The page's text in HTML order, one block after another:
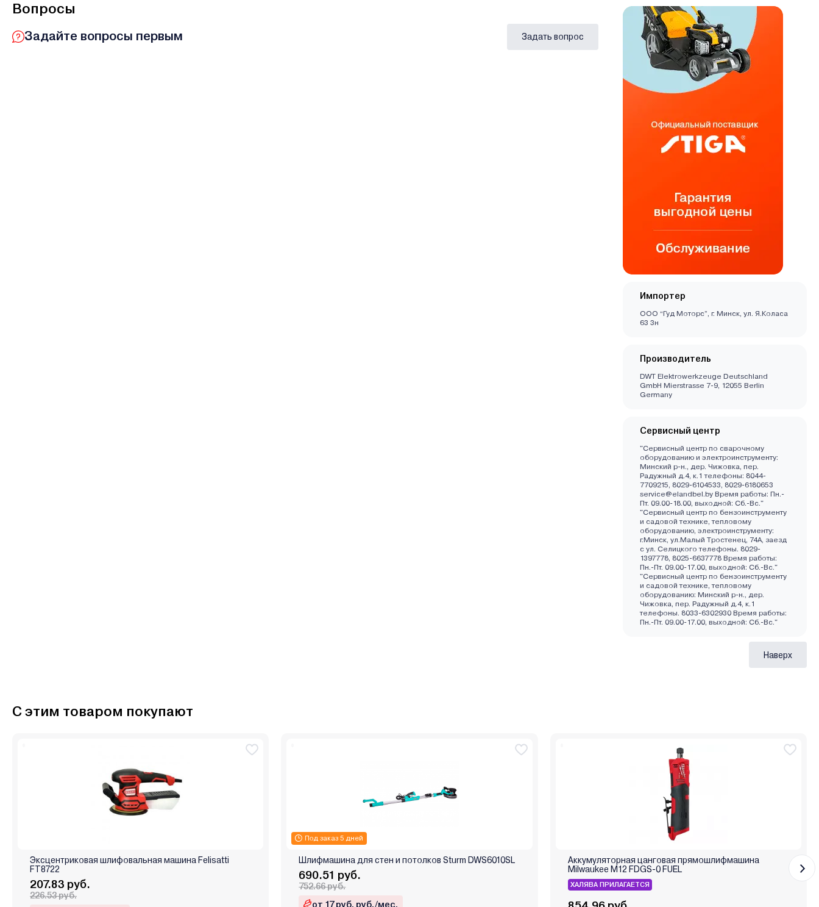
Вопросы
Задайте вопросы первым Задать вопрос
Импортер
ООО “Гуд Моторс”, г. Минск, ул. Я.Коласа
63 3н
Производитель
DWT Elektrowerkzeuge Deutschland
GmbH Mierstrasse 7-9, 12055 Berlin
Germany
Сервисный центр
"Сервисный центр по сварочному
оборудованию и электроинструменту:
Минский р-н., дер. Чижовка, пер.
Радужный д.4, к.1 телефоны: 8044-
7709215, 8029-6104533, 8029-6180653
service@elandbel.by Время работы: Пн.-
Пт. 09.00-18.00, выходной: Сб.-Вс."
"Сервисный центр по бензоинструменту
и садовой технике, тепловому
оборудованию, электроинструменту:
г.Минск, ул.Малый Тростенец, 74А, заезд
с ул. Селицкого телефоны. 8029-
1397778, 8025-6637778 Время работы:
Пн.-Пт. 09.00-17.00, выходной: Cб.-Вс."
"Сервисный центр по бензоинструменту
и садовой технике, тепловому
оборудованию: Минский р-н., дер.
Чижовка, пер. Радужный д.4, к.1
телефоны. 8033-6302930 Время работы:
Пн.-Пт. 09.00-17.00, выходной: Cб.-Вс."
Наверх
С этим товаром покупают
Эксцентриковая шлифовальная машина Felisatti
FT8722
207.83 руб.
226.53 руб.
Под заказ 5 дней
Шлифмашина для стен и потолков Sturm DWS6010SL
690.51 руб.
752.66 руб.
от 17 руб. руб./мес.
Аккумуляторная цанговая прямошлифмашина
Milwaukee M12 FDGS-0 FUEL
ХАЛЯВА ПРИЛАГАЕТСЯ